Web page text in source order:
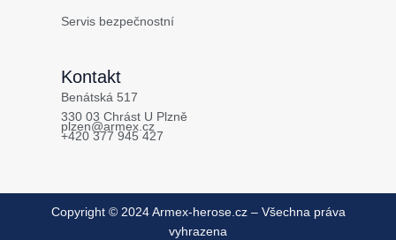
Servis bezpečnostní
Kontakt
Benátská 517
330 03 Chrást U Plzně
plzen@armex.cz
+420 377 945 427
Copyright © 2024 Armex-herose.cz – Všechna práva
vyhrazena